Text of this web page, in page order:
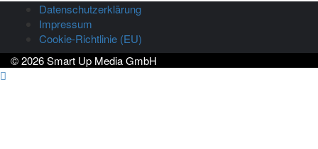
Datenschutzerklärung
Impressum
Cookie-Richtlinie (EU)
© 2026 Smart Up Media GmbH